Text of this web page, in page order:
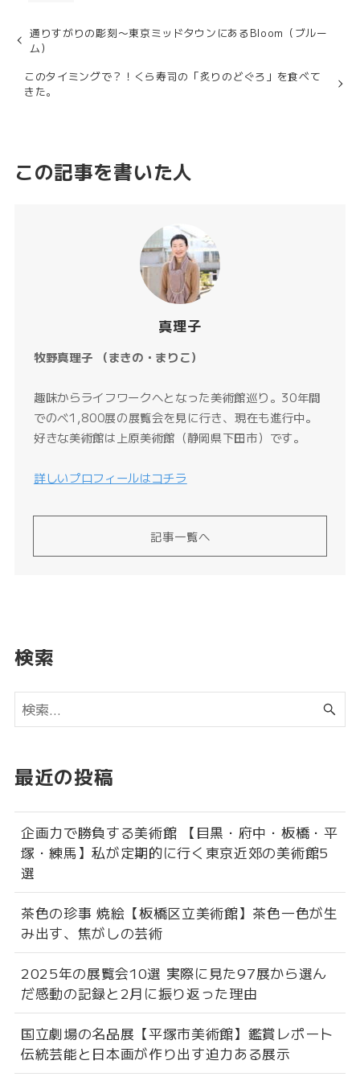
通りすがりの彫刻〜東京ミッドタウンにあるBloom（ブルー
ム）
このタイミングで？！くら寿司の「炙りのどぐろ」を食べて
きた。
この記事を書いた人
真理子
牧野真理子 （まきの・まりこ）
趣味からライフワークへとなった美術館巡り。30年間
でのべ1,800展の展覧会を見に行き、現在も進行中。
好きな美術館は上原美術館（静岡県下田市）です。
詳しいプロフィールはコチラ
記事一覧へ
検索
最近の投稿
企画力で勝負する美術館 【目黒・府中・板橋・平
塚・練馬】私が定期的に行く東京近郊の美術館5
選
茶色の珍事 焼絵【板橋区立美術館】茶色一色が生
み出す、焦がしの芸術
2025年の展覧会10選 実際に見た97展から選ん
だ感動の記録と2月に振り返った理由
国立劇場の名品展【平塚市美術館】鑑賞レポート
伝統芸能と日本画が作り出す迫力ある展示